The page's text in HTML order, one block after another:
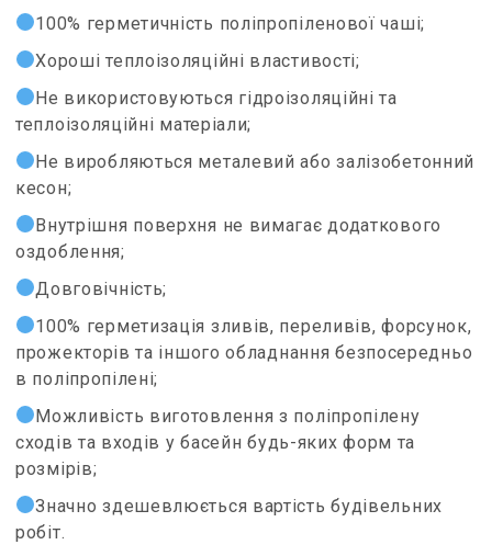
100% герметичність поліпропіленової чаші;
Хороші теплоізоляційні властивості;
Не використовуються гідроізоляційні та
теплоізоляційні матеріали;
Не виробляються металевий або залізобетонний
кесон;
Внутрішня поверхня не вимагає додаткового
оздоблення;
Довговічність;
100% герметизація зливів, переливів, форсунок,
прожекторів та іншого обладнання безпосередньо
в поліпропілені;
Можливість виготовлення з поліпропілену
сходів та входів у басейн будь-яких форм та
розмірів;
Значно здешевлюється вартість будівельних
робіт.